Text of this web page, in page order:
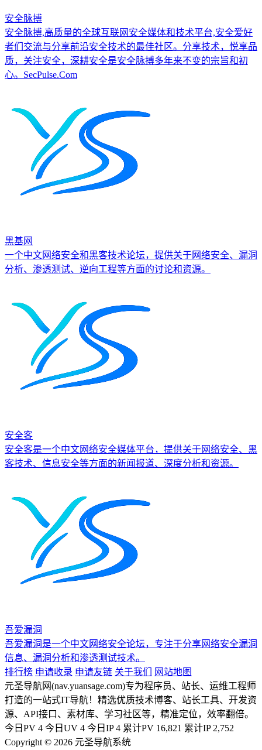
安全脉搏
安全脉搏,高质量的全球互联网安全媒体和技术平台,安全爱好
者们交流与分享前沿安全技术的最佳社区。分享技术，悦享品
质，关注安全，深耕安全是安全脉搏多年来不变的宗旨和初
心。SecPulse.Com
黑基网
一个中文网络安全和黑客技术论坛，提供关于网络安全、漏洞
分析、渗透测试、逆向工程等方面的讨论和资源。
安全客
安全客是一个中文网络安全媒体平台，提供关于网络安全、黑
客技术、信息安全等方面的新闻报道、深度分析和资源。
吾爱漏洞
吾爱漏洞是一个中文网络安全论坛，专注于分享网络安全漏洞
信息、漏洞分析和渗透测试技术。
排行榜 申请收录 申请友链 关于我们
网站地图
元圣导航网(nav.yuansage.com)专为程序员、站长、运维工程师
打造的一站式IT导航！精选优质技术博客、站长工具、开发资
源、API接口、素材库、学习社区等，精准定位，效率翻倍。
今日PV 4 今日UV 4 今日IP4 累计PV 16,821 累计IP 2,752
Copyright © 2026 元圣导航系统